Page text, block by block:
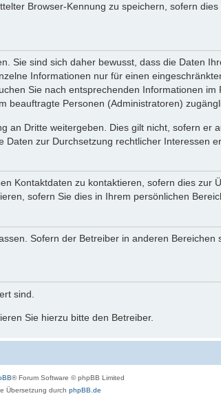
Browser-Kennung zu speichern, sofern
Sie sind sich daher bewusst, dass die Daten
Informationen nur für einen
Sie nach entsprechenden Informationen
beauftragte Personen (Administratoren)
Dritte weitergeben. Dies gilt nicht, sofern er
zur Durchsetzung rechtlicher Interessen
Kontaktdaten zu kontaktieren, sofern dies zur
sofern Sie dies in Ihrem persönlichen
Sofern der Betreiber in anderen
sind.
Sie hierzu bitte den Betreiber.
® Forum Software © phpBB Limited
Übersetzung durch phpBB.de